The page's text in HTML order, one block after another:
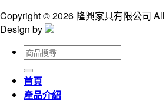
Copyright © 2026 隆興家具有限公司
Design by
搜
尋
關
鍵
首頁
產品介紹